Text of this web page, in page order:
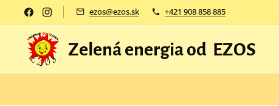
ezos@ezos.sk +421 908 858 885
Zelená energia od EZOS